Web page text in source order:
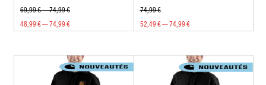
69,99 € — 74,99 €
48,99 € — 74,99 €
74,99 €
52,49 € — 74,99 €